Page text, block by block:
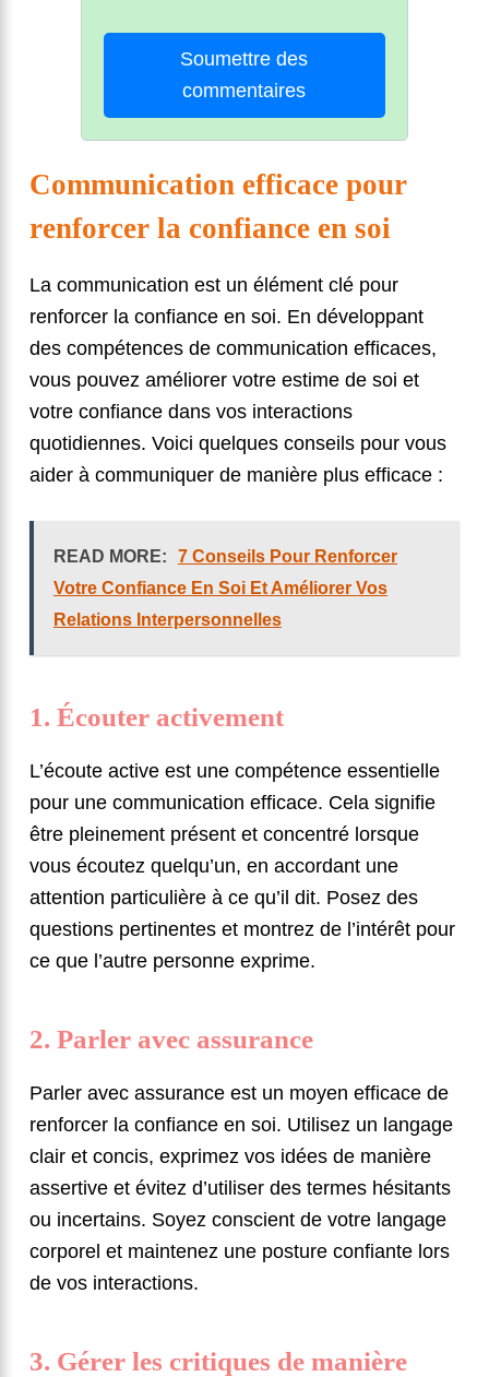
Soumettre des
commentaires
Communication efficace pour
renforcer la confiance en soi
La communication est un élément clé pour
renforcer la confiance en soi. En développant
des compétences de communication efficaces,
vous pouvez améliorer votre estime de soi et
votre confiance dans vos interactions
quotidiennes. Voici quelques conseils pour vous
aider à communiquer de manière plus efficace :
READ MORE:
7 Conseils Pour Renforcer
Votre Confiance En Soi Et Améliorer Vos
Relations Interpersonnelles
1. Écouter activement
L’écoute active est une compétence essentielle
pour une communication efficace. Cela signifie
être pleinement présent et concentré lorsque
vous écoutez quelqu’un, en accordant une
attention particulière à ce qu’il dit. Posez des
questions pertinentes et montrez de l’intérêt pour
ce que l’autre personne exprime.
2. Parler avec assurance
Parler avec assurance est un moyen efficace de
renforcer la confiance en soi. Utilisez un langage
clair et concis, exprimez vos idées de manière
assertive et évitez d’utiliser des termes hésitants
ou incertains. Soyez conscient de votre langage
corporel et maintenez une posture confiante lors
de vos interactions.
3. Gérer les critiques de manière